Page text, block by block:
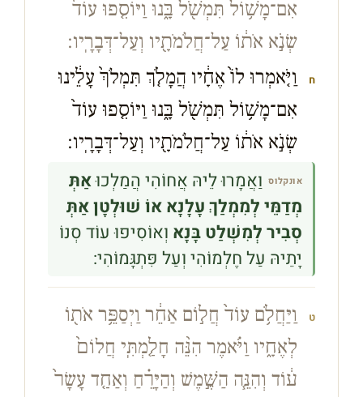
אִם־מָשׁ֥וֹל תִּמְשֹׁ֖ל בָּ֑נוּ וַיּוֹסִ֤פוּ עוֹד֙
שְׂנֹ֣א אֹת֔וֹ עַל־חֲלֹמֹתָ֖יו וְעַל־דְּבָרָֽיו׃
ח
וַיֹּ֤אמְרוּ לוֹ֙ אֶחָ֔יו הֲמָלֹ֤ךְ תִּמְלֹךְ֙ עָלֵ֔ינוּ
אִם־מָשׁ֥וֹל תִּמְשֹׁ֖ל בָּ֑נוּ וַיּוֹסִ֤פוּ עוֹד֙
שְׂנֹ֣א אֹת֔וֹ עַל־חֲלֹמֹתָ֖יו וְעַל־דְּבָרָֽיו׃
אונקלוס וַאֲמָרוּ לֵיהּ אֲחוֹהִי הֲמַלְכוּאַתְּ
מְדַמֵּי לְמִמְלַךְ עָלָנָא אוֹ שׁוּלְטָן אַתְּ
סְבִיר לְמִשְׁלַט בָּנָא וְאוֹסִיפוּ עוֹד סְנוֹ
יָתֵיהּ עַל חֶלְמוֹהִי וְעַל פִּתְגָּמוֹהִי:
ט
וַיַּחֲלֹ֥ם עוֹד֙ חֲל֣וֹם אַחֵ֔ר וַיְסַפֵּ֥ר אֹת֖וֹ
לְאֶחָ֑יו וַיֹּ֗אמֶר הִנֵּ֨ה חָלַ֤מְתִּֽי חֲלוֹם֙
ע֔וֹד וְהִנֵּ֧ה הַשֶּׁ֣מֶשׁ וְהַיָּרֵ֗חַ וְאַחַ֤ד עָשָׂר֙